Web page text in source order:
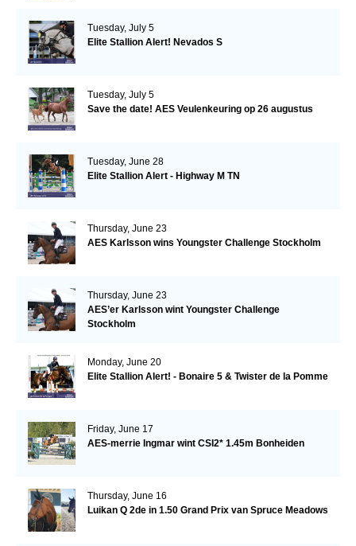
Tuesday, July 5
Elite Stallion Alert! Nevados S
Tuesday, July 5
Save the date! AES Veulenkeuring op 26 augustus
Tuesday, June 28
Elite Stallion Alert - Highway M TN
Thursday, June 23
AES Karlsson wins Youngster Challenge Stockholm
Thursday, June 23
AES’er Karlsson wint Youngster Challenge
Stockholm
Monday, June 20
Elite Stallion Alert! - Bonaire 5 & Twister de la Pomme
Friday, June 17
AES-merrie Ingmar wint CSI2* 1.45m Bonheiden
Thursday, June 16
Luikan Q 2de in 1.50 Grand Prix van Spruce Meadows